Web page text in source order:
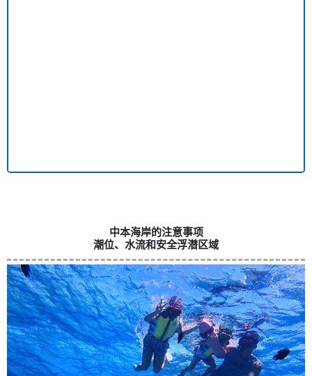
中本海岸的注意事项
潮位、水流和安全浮潜区域